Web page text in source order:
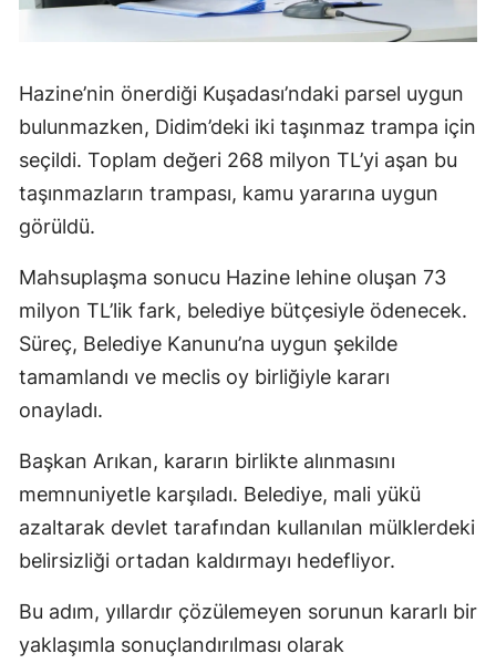
Hazine’nin önerdiği Kuşadası’ndaki parsel uygun
bulunmazken, Didim’deki iki taşınmaz trampa için
seçildi. Toplam değeri 268 milyon TL’yi aşan bu
taşınmazların trampası, kamu yararına uygun
görüldü.
Mahsuplaşma sonucu Hazine lehine oluşan 73
milyon TL’lik fark, belediye bütçesiyle ödenecek.
Süreç, Belediye Kanunu’na uygun şekilde
tamamlandı ve meclis oy birliğiyle kararı
onayladı.
Başkan Arıkan, kararın birlikte alınmasını
memnuniyetle karşıladı. Belediye, mali yükü
azaltarak devlet tarafından kullanılan mülklerdeki
belirsizliği ortadan kaldırmayı hedefliyor.
Bu adım, yıllardır çözülemeyen sorunun kararlı bir
yaklaşımla sonuçlandırılması olarak